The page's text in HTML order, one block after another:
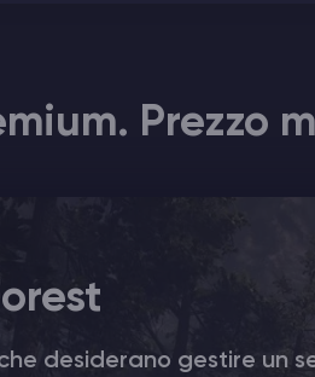
Prezzo
desiderano gestire un